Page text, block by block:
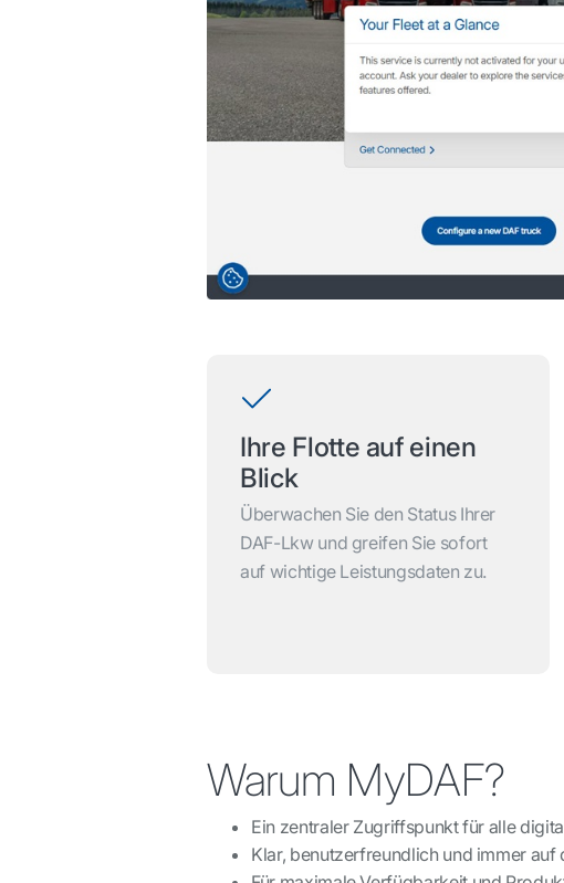
Ihre Flotte auf einen
Blick
Überwachen Sie den Status Ihrer
DAF-Lkw und greifen Sie sofort
auf wichtige Leistungsdaten zu.
Warum MyDAF?
Ein zentraler Zugriffspunkt für alle
Klar, benutzerfreundlich und immer auf